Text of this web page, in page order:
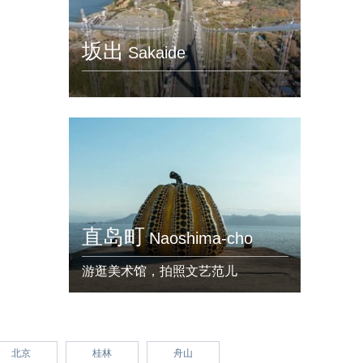
坂出 Sakaide
直岛町 Naoshima-cho
游逛美术馆，拍照文艺范儿
北京 桂林 舟山